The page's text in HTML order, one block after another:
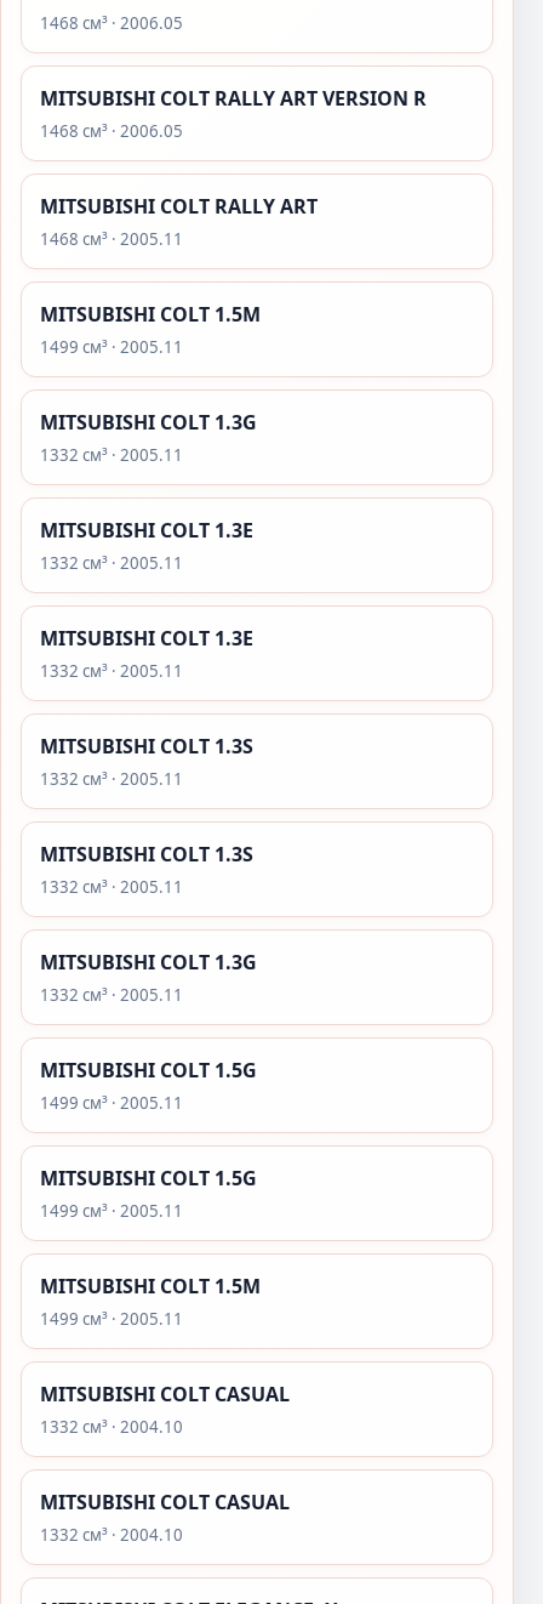
1468 см³ · 2006.05
MITSUBISHI COLT RALLY ART VERSION R
1468 см³ · 2006.05
MITSUBISHI COLT RALLY ART
1468 см³ · 2005.11
MITSUBISHI COLT 1.5M
1499 см³ · 2005.11
MITSUBISHI COLT 1.3G
1332 см³ · 2005.11
MITSUBISHI COLT 1.3E
1332 см³ · 2005.11
MITSUBISHI COLT 1.3E
1332 см³ · 2005.11
MITSUBISHI COLT 1.3S
1332 см³ · 2005.11
MITSUBISHI COLT 1.3S
1332 см³ · 2005.11
MITSUBISHI COLT 1.3G
1332 см³ · 2005.11
MITSUBISHI COLT 1.5G
1499 см³ · 2005.11
MITSUBISHI COLT 1.5G
1499 см³ · 2005.11
MITSUBISHI COLT 1.5M
1499 см³ · 2005.11
MITSUBISHI COLT CASUAL
1332 см³ · 2004.10
MITSUBISHI COLT CASUAL
1332 см³ · 2004.10